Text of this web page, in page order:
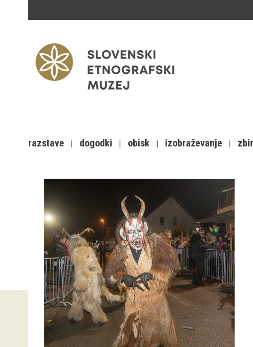
razstave dogodki obisk izobraževanje